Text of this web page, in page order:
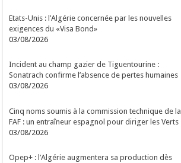
Etats-Unis : l’Algérie concernée par les nouvelles
exigences du «Visa Bond»
03/08/2026
Incident au champ gazier de Tiguentourine :
Sonatrach confirme l’absence de pertes humaines
03/08/2026
Cinq noms soumis à la commission technique de la
FAF : un entraîneur espagnol pour diriger les Verts
03/08/2026
Opep+ : l’Algérie augmentera sa production dès